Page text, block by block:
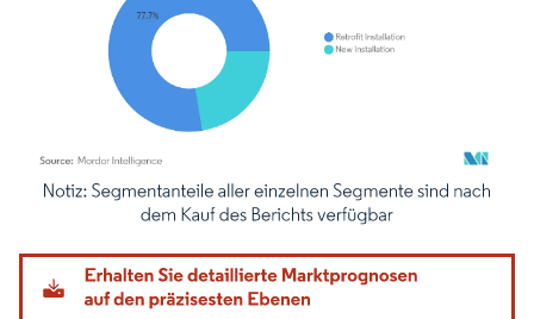
Bild © Mordor Intelligence. Wiederverwendung erfordert Namensnennung